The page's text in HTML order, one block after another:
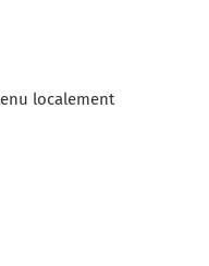
localement